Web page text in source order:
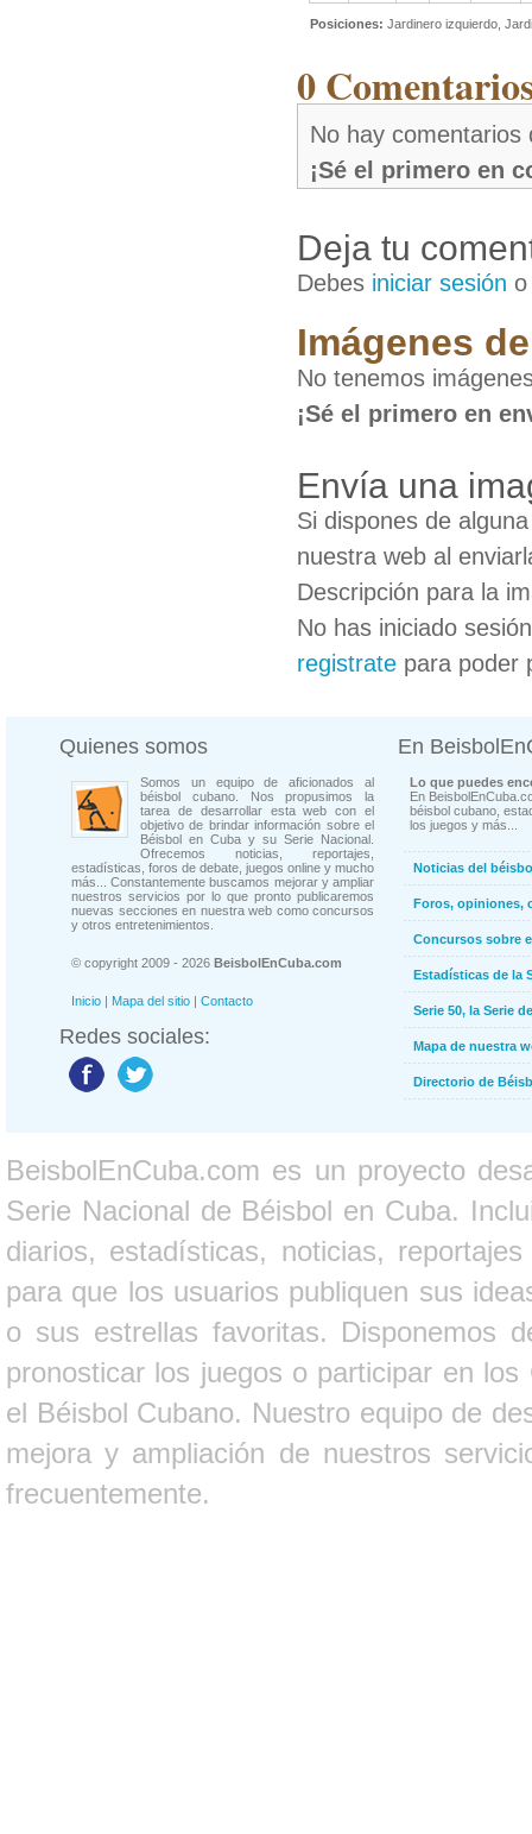
Posiciones: Jardinero izquierdo,
0
No hay comentarios
¡Sé el primero en
Deja tu
Debes iniciar sesión
Imágenes
No tenemos
¡Sé el primero en
Envía una
Si dispones de
nuestra web al
Descripción para la
No has iniciado
registrate para poder
Quienes somos
Somos un equipo de aficionados al
béisbol cubano. Nos propusimos la
tarea de desarrollar esta web con el
objetivo de brindar información sobre el
Béisbol en Cuba y su Serie Nacional.
Ofrecemos noticias, reportajes,
estadísticas, foros de debate, juegos online y mucho
más... Constantemente buscamos mejorar y ampliar
nuestros servicios por lo que pronto publicaremos
nuevas secciones en nuestra web como concursos
y otros entretenimientos.
© copyright 2009 - 2026 BeisbolEnCuba.com
Inicio | Mapa del sitio | Contacto
Redes sociales:
En
Lo que puedes
En
béisbol cubano,
los juegos y más...
Noticias del
Foros, opiniones,
Concursos sobre
Estadísticas de la
Serie 50, la Serie
Mapa de nuestra
Directorio de
BeisbolEnCuba.com es un proyecto
Serie Nacional de Béisbol en Cuba.
diarios, estadísticas, noticias,
para que los usuarios publiquen sus
o sus estrellas favoritas. Disponemos
pronosticar los juegos o participar en
el Béisbol Cubano. Nuestro equipo de
mejora y ampliación de nuestros
frecuentemente.